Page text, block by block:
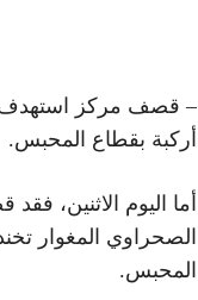
– قصف مركز استهدف
أركبة بقطاع المحبس.
أما اليوم الاثنين،
الصحراوي المغوار
المحبس.